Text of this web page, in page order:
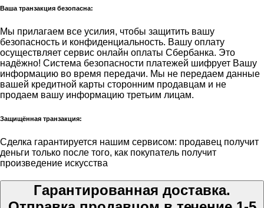
Ваша транзакция безопасна:
Мы прилагаем все усилия, чтобы защитить вашу
безопасность и конфиденциальность. Вашу оплату
осуществляет сервис онлайн оплаты Сбербанка. Это
надёжно! Система безопасности платежей шифрует Вашу
информацию во время передачи. Мы не передаем данные
вашей кредитной карты сторонним продавцам и не
продаем вашу информацию третьим лицам.
Защищённая транзакция:
Сделка гарантируется нашим сервисом: продавец получит
деньги только после того, как покупатель получит
произведение искусства
Гарантированная доставка.